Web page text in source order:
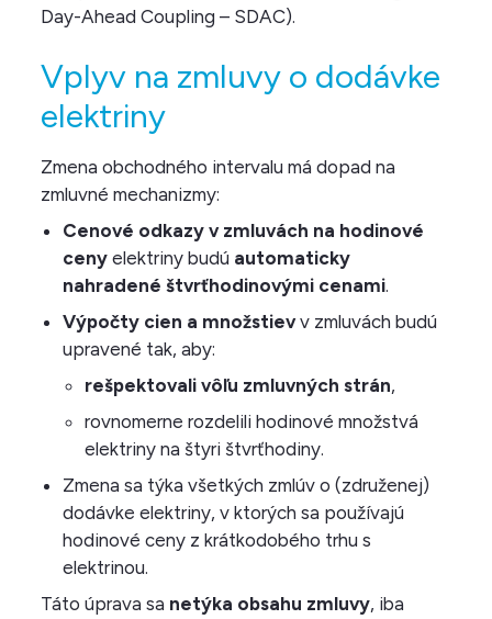
Day-Ahead Coupling – SDAC).
Vplyv na zmluvy o dodávke
elektriny
Zmena obchodného intervalu má dopad na
zmluvné mechanizmy:
Cenové odkazy v zmluvách na hodinové
ceny elektriny budú automaticky
nahradené štvrťhodinovými cenami.
Výpočty cien a množstievv zmluvách budú
upravené tak, aby:
rešpektovali vôľu zmluvných strán,
rovnomerne rozdelili hodinové množstvá
elektriny na štyri štvrťhodiny.
Zmena sa týka všetkých zmlúv o (združenej)
dodávke elektriny, v ktorých sa používajú
hodinové ceny z krátkodobého trhu s
elektrinou.
Táto úprava sa netýka obsahu zmluvy, iba